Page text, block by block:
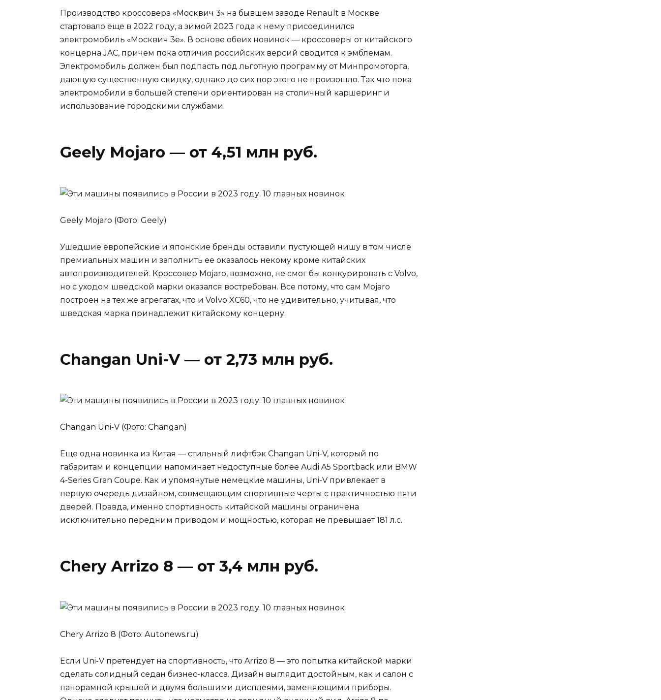
Производство кроссовера «Москвич 3» на бывшем заводе Renault в Москве
стартовало еще в 2022 году, а зимой 2023 года к нему присоединился
электромобиль «Москвич 3е». В основе обеих новинок — кроссоверы от китайского
концерна JAC, причем пока отличия российских версий сводится к эмблемам.
Электромобиль должен был подпасть под льготную программу от Минпромоторга,
дающую существенную скидку, однако до сих пор этого не произошло. Так что пока
электромобили в большей степени ориентирован на столичный каршеринг и
использование городскими службами.
Geely Mojaro — от 4,51 млн руб.
Geely Mojaro (Фото: Geely)
Ушедшие европейские и японские бренды оставили пустующей нишу в том числе
премиальных машин и заполнить ее оказалось некому кроме китайских
автопроизводителей. Кроссовер Mojaro, возможно, не смог бы конкурировать с Volvo,
но с уходом шведской марки оказался востребован. Все потому, что сам Mojaro
построен на тех же агрегатах, что и Volvo XC60, что не удивительно, учитывая, что
шведская марка принадлежит китайскому концерну.
Changan Uni-V — от 2,73 млн руб.
Changan Uni-V (Фото: Changan)
Еще одна новинка из Китая — стильный лифтбэк Changan Uni-V, который по
габаритам и концепции напоминает недоступные более Audi A5 Sportback или BMW
4-Series Gran Coupe. Как и упомянутые немецкие машины, Uni-V привлекает в
первую очередь дизайном, совмещающим спортивные черты с практичностью пяти
дверей. Правда, именно спортивность китайской машины ограничена
исключительно передним приводом и мощностью, которая не превышает 181 л.с.
Chery Arrizo 8 — от 3,4 млн руб.
Chery Arrizo 8 (Фото: Autonews.ru)
Если Uni-V претендует на спортивность, что Arrizo 8 — это попытка китайской марки
сделать солидный седан бизнес-класса. Дизайн выглядит достойным, как и салон с
панорамной крышей и двумя большими дисплеями, заменяющими приборы.